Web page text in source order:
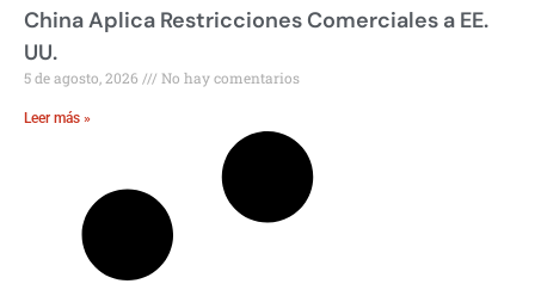
China Aplica Restricciones Comerciales a EE.
UU.
5 de agosto, 2026 No hay comentarios
Leer más »